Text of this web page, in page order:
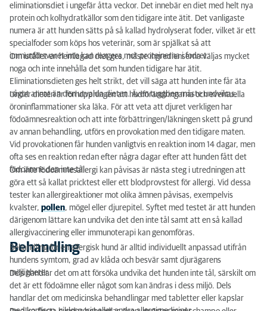
eliminationsdiet i ungefär åtta veckor. Det innebär en diet med helt nya
protein och kolhydratkällor som den tidigare inte ätit. Det vanligaste
numera är att hunden sätts på så kallad hydrolyserat foder, vilket är ett
specialfoder som köps hos veterinär, som är spjälkat så att
immunförsvaret inte kan reagera mot proteinerna i fodret.
Om istället en hemlagad diet ges, måste ingredienserna väljas mycket
noga och inte innehålla det som hunden tidigare har ätit.
Eliminationsdieten ges helt strikt, det vill säga att hunden inte får äta
något annat än den utvalda dieten. Även tuggben måste undvikas.
Under dieten är förhoppningen att hudförändringarna och eventuella
öroninflammationer ska läka. För att veta att djuret verkligen har
födoämnesreaktion och att inte förbättringen/läkningen skett på grund
av annan behandling, utförs en provokation med den tidigare maten.
Vid provokationen får hunden vanligtvis en reaktion inom 14 dagar, men
ofta ses en reaktion redan efter några dagar efter att hunden fått det
födoämne den inte tål.
Om inte födoämnesallergi kan påvisas är nästa steg i utredningen att
göra ett så kallat pricktest eller ett blodprovstest för allergi. Vid dessa
tester kan allergireaktioner mot olika ämnen påvisas, exempelvis
kvalster, pollen, mögel eller djurepitel. Syftet med testet är att hunden
därigenom lättare kan undvika det den inte tål samt att en så kallad
allergivaccinering eller immunoterapi kan genomföras.
Behandling
Behandling för en allergisk hund är alltid individuellt anpassad utifrån
hundens symtom, grad av klåda och besvär samt djurägarens
möjligheter.
Dels handlar det om att försöka undvika det hunden inte tål, särskilt om
det är ett födoämne eller något som kan ändras i dess miljö. Dels
handlar det om medicinska behandlingar med tabletter eller kapslar